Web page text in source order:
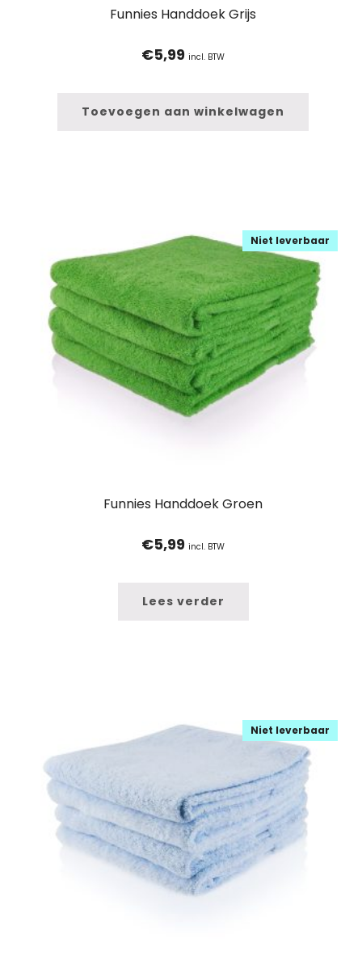
Funnies Handdoek Grijs
€5,99 incl. BTW
Toevoegen aan winkelwagen
Funnies Handdoek Groen
Niet leverbaar
€5,99 incl. BTW
Lees verder
Niet leverbaar